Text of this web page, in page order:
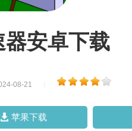
安卓下载
08-21
苹果下载